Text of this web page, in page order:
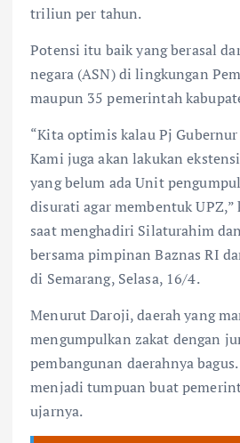
triliun per tahun.
Potensi itu baik yang berasal
negara (ASN) di lingkungan
maupun 35 pemerintah
“Kita optimis kalau Pj
Kami juga akan lakukan
yang belum ada Unit
disurati agar membentuk
saat menghadiri Silaturahim
bersama pimpinan Baznas RI
di Semarang, Selasa, 16/4.
Menurut Daroji, daerah yang
mengumpulkan zakat dengan
pembangunan daerahnya
menjadi tumpuan buat
ujarnya.